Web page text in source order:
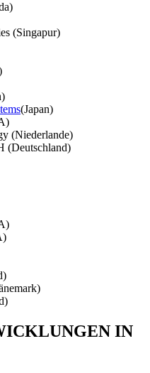
(Singapur)
(Japan)
(Niederlande)
(Deutschland)
IN